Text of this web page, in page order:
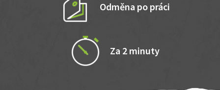
Odměna po práci
Za 2 minuty